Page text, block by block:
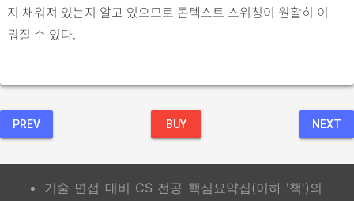
지 채워져 있는지 알고 있으므로 콘텍스트 스위칭이 원활히 이
뤄질 수 있다.
PREV BUY NEXT
기술 면접 대비 CS 전공 핵심요약집(이하 '책')의